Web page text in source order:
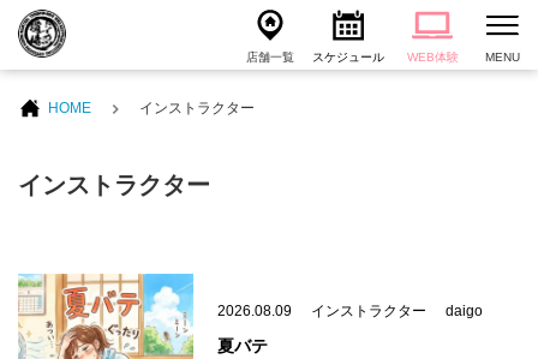
店舗一覧 スケジュール WEB体験 MENU
HOME インストラクター
インストラクター
2026.08.09 インストラクター daigo
夏バテ